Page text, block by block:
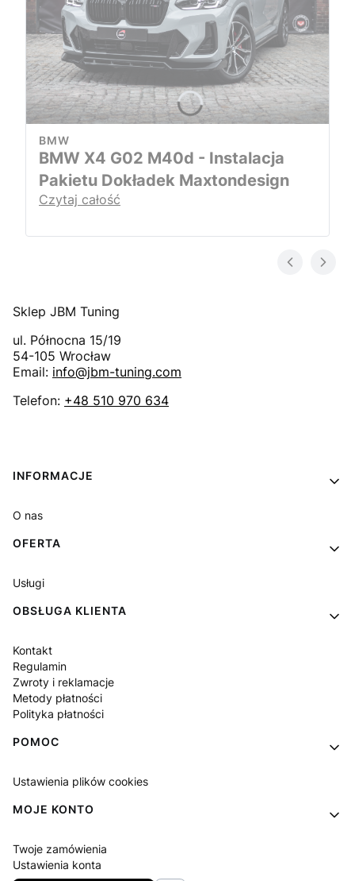
BMW
BMW X4 G02 M40d - Instalacja
Pakietu Dokładek Maxtondesign
Czytaj całość
Sklep JBM Tuning
ul. Północna 15/19
54-105 Wrocław
Email: info@jbm-tuning.com
Telefon: +48 510 970 634
Linki w stopce
INFORMACJE
O nas
OFERTA
Usługi
OBSŁUGA KLIENTA
Kontakt
Regulamin
Zwroty i reklamacje
Metody płatności
Polityka płatności
POMOC
Ustawienia plików cookies
MOJE KONTO
Twoje zamówienia
Ustawienia konta